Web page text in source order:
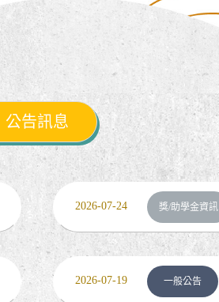
公告訊息
2026-07-24 獎/助學金資訊
2026-07-19 一般公告